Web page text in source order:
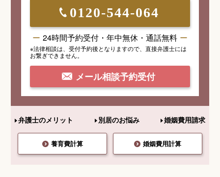
0120-544-064
24時間予約受付・年中無休・通話無料
※法律相談は、受付予約後となりますので、 直接弁護士には
お繋ぎできません。
メール相談予約受付
弁護士のメリット 別居のお悩み 婚姻費用請求
養育費計算 婚姻費用計算